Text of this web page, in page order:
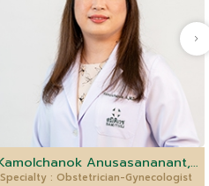
Kamolchanok Anusasananant, M.D.
Specialty : Obstetrician-Gynecologist